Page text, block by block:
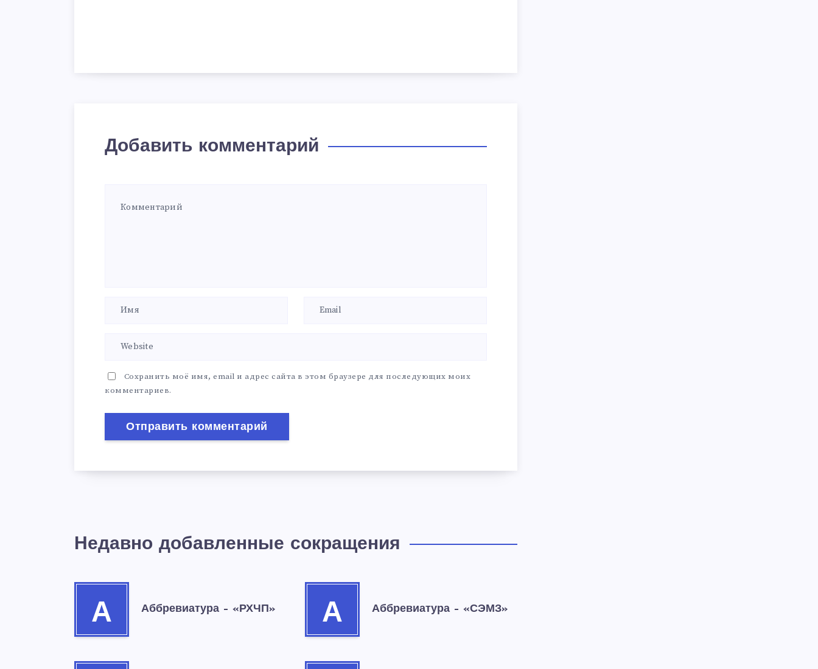
Добавить комментарий
Сохранить моё имя, email и адрес сайта в этом браузере для последующих моих
комментариев.
Недавно добавленные сокращения
А Аббревиатура – «РХЧП» А Аббревиатура – «СЭМЗ»